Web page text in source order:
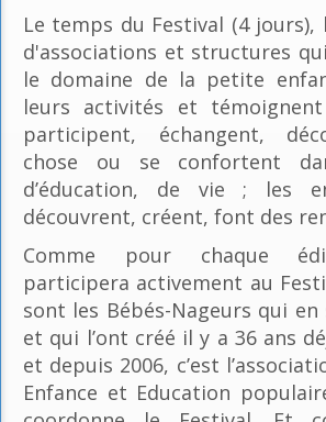
Le temps du Festival (4 jours),
d'associations et structures
le domaine de la petite
leurs activités et
participent, échangent,
chose ou se confortent
d’éducation, de vie ; les
découvrent, créent, font des
Comme pour chaque
participera activement au
sont les Bébés-Nageurs qui en
et qui l’ont créé il y a 36 ans
et depuis 2006, c’est
Enfance et Education